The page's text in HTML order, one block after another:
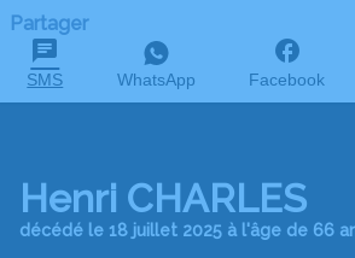
Partager
SMS WhatsApp Facebook
Henri CHARLES
décédé le 18 juillet 2025 à l'âge de 66